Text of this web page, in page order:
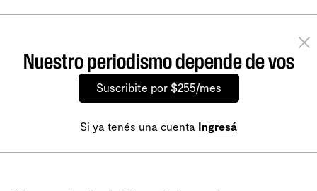
Nuestro periodismo depende de vos
Suscribite por $255/mes
Si ya tenés una cuenta Ingresá